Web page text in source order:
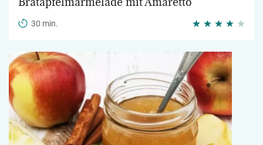
Bratapfelmarmelade mit Amaretto
30 min.